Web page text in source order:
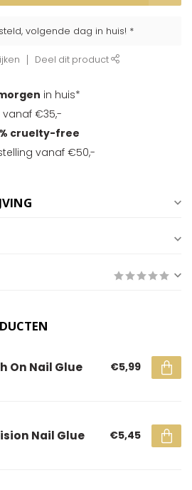
volgende dag in huis! *
Deel dit product
in huis*
vanaf €35,-
cruelty-free
vanaf €50,-
On Nail Glue €5,99
Nail Glue €5,45